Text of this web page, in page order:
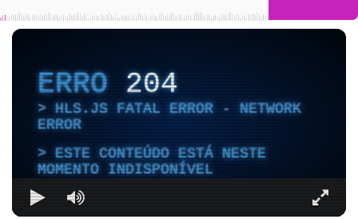
ERRO204
HLS.JS FATAL ERROR - NETWORK
ERROR
ESTE CONTEÚDO ESTÁ NESTE
MOMENTO INDISPONÍVEL